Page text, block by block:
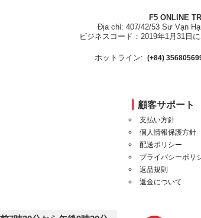
F5 ONLINE
Địa chỉ: 407/42/53 Sư Vạn
ビジネスコード：2019年1月31日
ホットライン: (+84)
顧客サポート
支払い方針
個人情報保護方針
配送ポリシー
プライバシーポリ
返品規則
返金について